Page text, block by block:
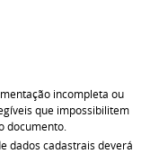
incompleta ou
que impossibilitem
documento.
dados cadastrais deverá